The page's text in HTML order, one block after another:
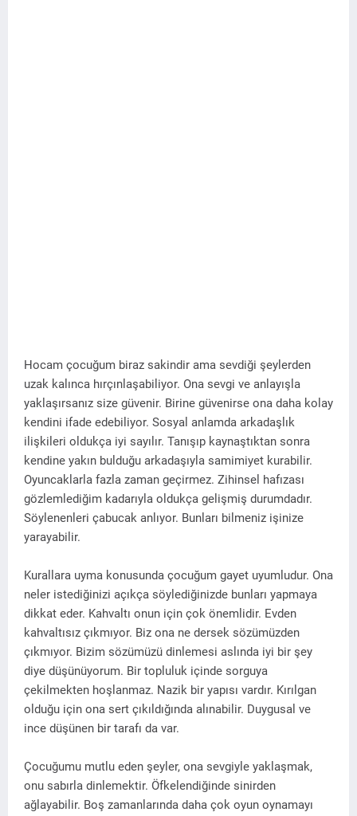
Hocam çocuğum biraz sakindir ama sevdiği şeylerden
uzak kalınca hırçınlaşabiliyor. Ona sevgi ve anlayışla
yaklaşırsanız size güvenir. Birine güvenirse ona daha kolay
kendini ifade edebiliyor. Sosyal anlamda arkadaşlık
ilişkileri oldukça iyi sayılır. Tanışıp kaynaştıktan sonra
kendine yakın bulduğu arkadaşıyla samimiyet kurabilir.
Oyuncaklarla fazla zaman geçirmez. Zihinsel hafızası
gözlemlediğim kadarıyla oldukça gelişmiş durumdadır.
Söylenenleri çabucak anlıyor. Bunları bilmeniz işinize
yarayabilir.
Kurallara uyma konusunda çocuğum gayet uyumludur. Ona
neler istediğinizi açıkça söylediğinizde bunları yapmaya
dikkat eder. Kahvaltı onun için çok önemlidir. Evden
kahvaltısız çıkmıyor. Biz ona ne dersek sözümüzden
çıkmıyor. Bizim sözümüzü dinlemesi aslında iyi bir şey
diye düşünüyorum. Bir topluluk içinde sorguya
çekilmekten hoşlanmaz. Nazik bir yapısı vardır. Kırılgan
olduğu için ona sert çıkıldığında alınabilir. Duygusal ve
ince düşünen bir tarafı da var.
Çocuğumu mutlu eden şeyler, ona sevgiyle yaklaşmak,
onu sabırla dinlemektir. Öfkelendiğinde sinirden
ağlayabilir. Boş zamanlarında daha çok oyun oynamayı